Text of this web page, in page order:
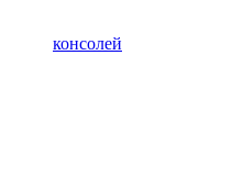
консолей